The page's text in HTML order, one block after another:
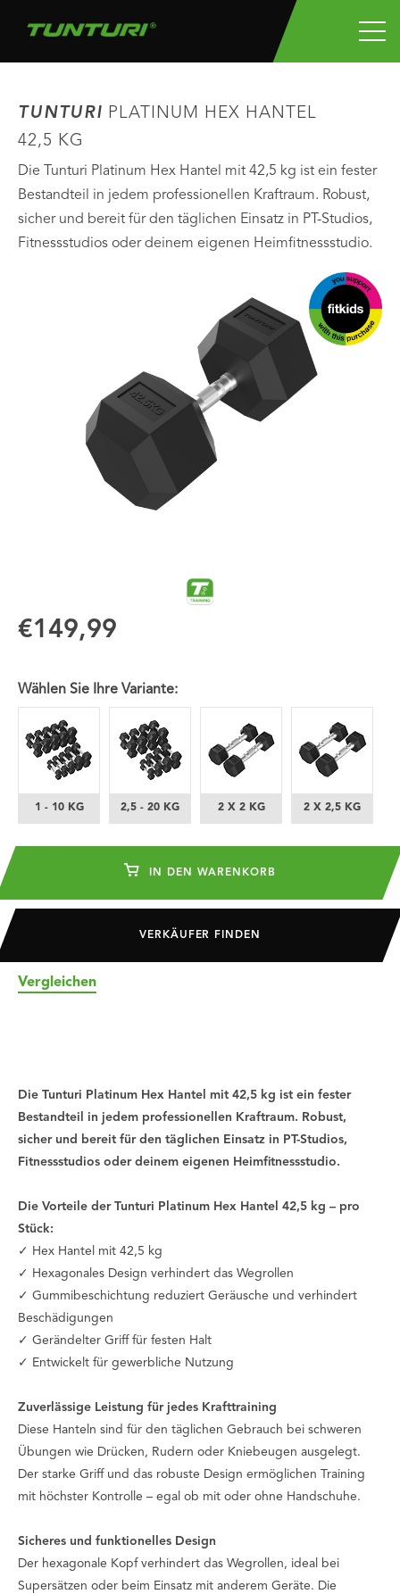
TUNTURI PLATINUM HEX HANTEL
42,5 KG
Die Tunturi Platinum Hex Hantel mit 42,5 kg ist ein fester
Bestandteil in jedem professionellen Kraftraum. Robust,
sicher und bereit für den täglichen Einsatz in PT-Studios,
Fitnessstudios oder deinem eigenen Heimfitnessstudio.
€149,99
Wählen Sie Ihre Variante:
1 - 10 KG 2,5 - 20 KG 2 X 2 KG 2 X 2,5 KG
IN DEN WARENKORB
VERKÄUFER FINDEN
Vergleichen
Die Tunturi Platinum Hex Hantel mit 42,5 kg ist ein fester
Bestandteil in jedem professionellen Kraftraum. Robust,
sicher und bereit für den täglichen Einsatz in PT-Studios,
Fitnessstudios oder deinem eigenen Heimfitnessstudio.
Die Vorteile der Tunturi Platinum Hex Hantel 42,5 kg – pro
Stück:
✓ Hex Hantel mit 42,5 kg
✓ Hexagonales Design verhindert das Wegrollen
✓ Gummibeschichtung reduziert Geräusche und verhindert
Beschädigungen
✓ Gerändelter Griff für festen Halt
✓ Entwickelt für gewerbliche Nutzung
Zuverlässige Leistung für jedes Krafttraining
Diese Hanteln sind für den täglichen Gebrauch bei schweren
Übungen wie Drücken, Rudern oder Kniebeugen ausgelegt.
Der starke Griff und das robuste Design ermöglichen Training
mit höchster Kontrolle – egal ob mit oder ohne Handschuhe.
Sicheres und funktionelles Design
Der hexagonale Kopf verhindert das Wegrollen, ideal bei
Supersätzen oder beim Einsatz mit anderem Geräte. Die